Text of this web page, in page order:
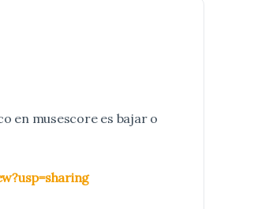
en musescore es bajar o